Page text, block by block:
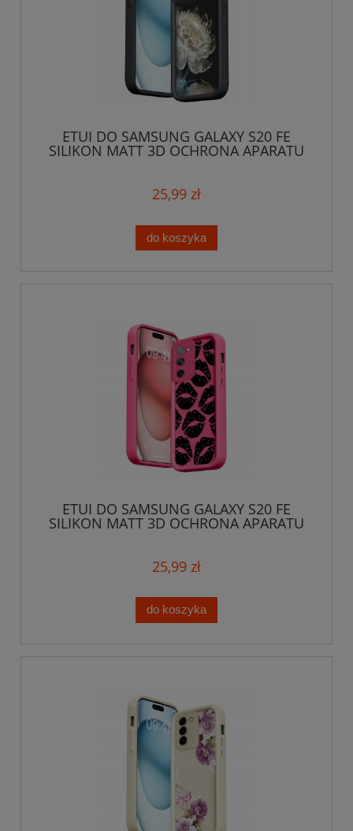
ETUI DO SAMSUNG GALAXY S20 FE
SILIKON MATT 3D OCHRONA APARATU
25,99 zł
do koszyka
ETUI DO SAMSUNG GALAXY S20 FE
SILIKON MATT 3D OCHRONA APARATU
25,99 zł
do koszyka